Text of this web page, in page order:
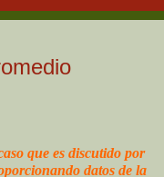
que es discutido por
datos de la